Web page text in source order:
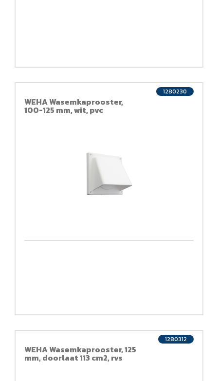
WEHA Wasemkaprooster,
100-125 mm, wit, pvc
1280230
WEHA Wasemkaprooster, 125
mm, doorlaat 113 cm2, rvs
1280312